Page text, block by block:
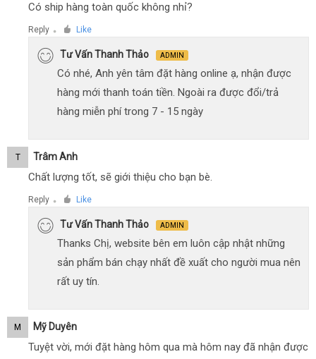
Có ship hàng toàn quốc không nhỉ?
Reply ● Like
Tư Vấn Thanh Thảo ADMIN
Có nhé, Anh yên tâm đặt hàng online ạ, nhận được
hàng mới thanh toán tiền. Ngoài ra được đổi/trả
hàng miễn phí trong 7 - 15 ngày
T Trâm Anh
Chất lượng tốt, sẽ giới thiệu cho bạn bè.
Reply ● Like
Tư Vấn Thanh Thảo ADMIN
Thanks Chị, website bên em luôn cập nhật những
sản phẩm bán chạy nhất đề xuất cho người mua nên
rất uy tín.
M Mỹ Duyên
Tuyệt vời, mới đặt hàng hôm qua mà hôm nay đã nhận được